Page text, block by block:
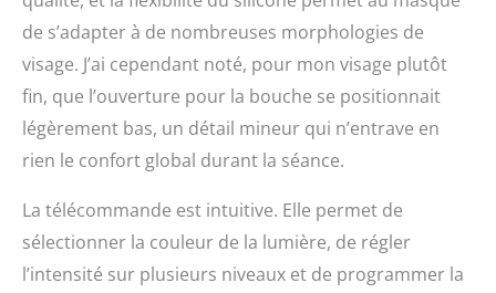
quelqu'un avec ce
masque LED. Il est livré
dans une belle boîte
pour faire une parfaite
surprise. Choisissez
Nourished et profitez
d'un service client 24/7 et
d'une garantie d'un an.
de s’adapter à de nombreuses morphologies de
visage. J’ai cependant noté, pour mon visage plutôt
fin, que l’ouverture pour la bouche se positionnait
légèrement bas, un détail mineur qui n’entrave en
rien le confort global durant la séance.
La télécommande est intuitive. Elle permet de
sélectionner la couleur de la lumière, de régler
l’intensité sur plusieurs niveaux et de programmer la